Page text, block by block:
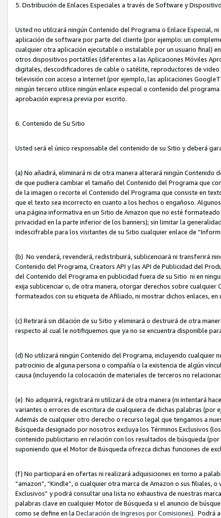
5. Distribución de Enlaces Especiales a través de Software y
Usted no utilizará ningún Contenido del Programa o Enlace Especial,
aplicación de software por parte del cliente (por ejemplo: un
cualquier otra aplicación ejecutable o instalable por un usuario final)
otros dispositivos portátiles (diferentes a las Aplicaciones Móviles
digitales, descodificadores de cable o satélite, reproductores de
televisión con acceso a Internet (por ejemplo, las aplicaciones
ningún tercero utilice ningún enlace especial o contenido del
aprobación expresa previa por escrito.
6. Contenido de Su Sitio
Usted será el único responsable del contenido de su Sitio y deberá
(a) No añadirá, eliminará ni de otra manera alterará ningún
de que pudiera cambiar el tamaño del Contenido del Programa que
de la imagen o recorte el Contenido del Programa que consiste en
que el texto sea incorrecto en cuanto a los hechos o engañoso.
una página informativa en un Sitio de Amazon que no esté
privacidad en la parte inferior de los banners); sin limitar la
indescifrable para los visitantes de su Sitio cualquier enlace de
(b) No venderá, revenderá, redistribuirá, sublicenciará ni transferirá
Contenido del Programa, Creators API y las API de Publicidad del
del Contenido del Programa en publicidad fuera de su Sitio ni en
exija sublicenciar o, de otra manera, otorgar derechos sobre
formateados con su etiqueta de Afiliado, ni mostrar dichos enlaces,
(c) Retirará sin dilación de su Sitio y eliminará o destruirá de otra
respecto al cual le notifiquemos que ya no se encuentra disponible
(d) No utilizará ningún Contenido del Programa, incluyendo cualquier
patrocinio de alguna persona o compañía o la existencia de algún
causa (incluyendo la colocación de materiales de terceros no
(e) No adquirirá, registrará ni utilizará de otra manera (ni intentará
variantes o errores de escritura de cualquiera de dichas palabras (por
Además de cualquier otro derecho o recurso legal que tengamos a
Búsqueda designado por nosotros excluya los Términos Exclusivos
contenido publicitario en relación con los resultados de búsqueda
suponiendo que el Motor de Búsqueda ofrezca dichas funciones de
(f) No participará en ofertas ni realizará adquisiciones en torno a
“amazon”, “Kindle”, o cualquier otra marca de Amazon o sus filiales,
Exclusivos” y podrá consultar una lista no exhaustiva de nuestras
palabras clave en cualquier Motor de Búsqueda si el anuncio de
como se define en la Declaración de Ingresos por Comisiones). Podrá